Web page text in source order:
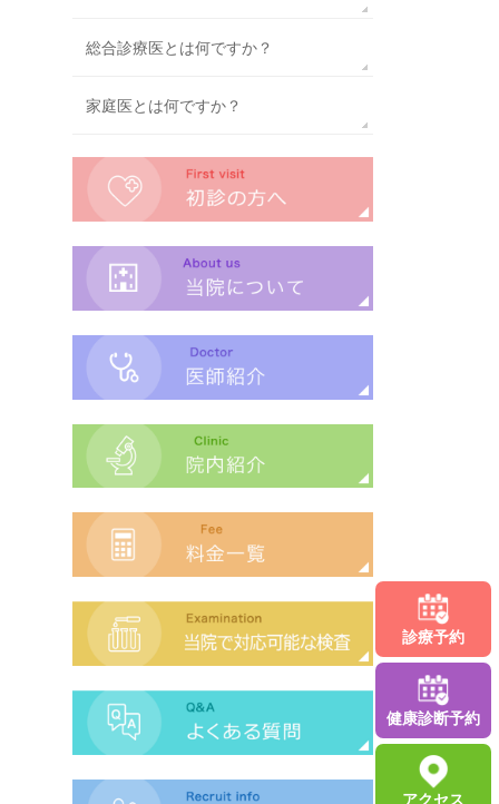
総合診療医とは何ですか？
家庭医とは何ですか？
診療予約
健康診断予約
アクセス